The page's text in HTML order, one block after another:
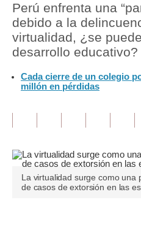
Finanzas Personales
Inmobiliarias
Plus G
Perú enfrenta una
debido a la
virtualidad, ¿se
desarrollo
Cada cierre de un colegio
millón en pérdidas
La virtualidad surge como una
de casos de extorsión en las